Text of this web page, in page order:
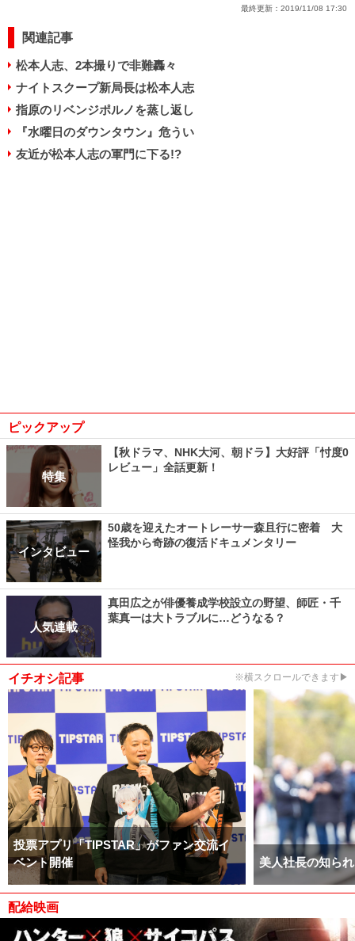
最終更新： 2019/11/08 17:30
関連記事
松本人志、2本撮りで非難轟々
ナイトスクープ新局長は松本人志
指原のリベンジポルノを蒸し返し
『水曜日のダウンタウン』危うい
友近が松本人志の軍門に下る!?
ピックアップ
特集
【秋ドラマ、NHK大河、朝ドラ】大好評「忖度0
レビュー」全話更新！
インタビュー
50歳を迎えたオートレーサー森且行に密着 大
怪我から奇跡の復活ドキュメンタリー
人気連載
真田広之が俳優養成学校設立の野望、師匠・千
葉真一は大トラブルに…どうなる？
イチオシ記事 ※横スクロールできます▶
投票アプリ「TIPSTAR」がファン交流イ
ベント開催
美人社長の知ら
配給映画